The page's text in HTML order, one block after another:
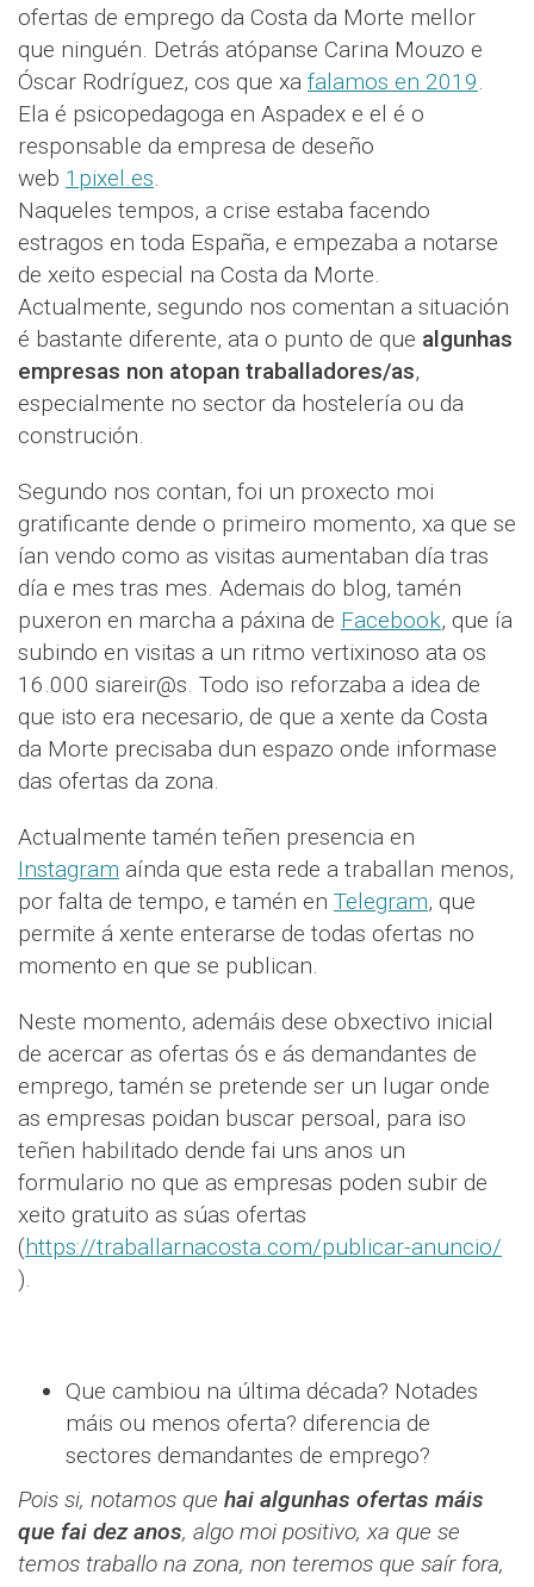
ofertas de emprego da Costa da Morte mellor
que ninguén. Detrás atópanse Carina Mouzo e
Óscar Rodríguez, cos que xa falamos en 2019.
Ela é psicopedagoga en Aspadex e el é o
responsable da empresa de deseño
web 1pixel.es.
Naqueles tempos, a crise estaba facendo
estragos en toda España, e empezaba a notarse
de xeito especial na Costa da Morte.
Actualmente, segundo nos comentan a situación
é bastante diferente, ata o punto de que algunhas
empresas non atopan traballadores/as,
especialmente no sector da hostelería ou da
construción.
Segundo nos contan, foi un proxecto moi
gratificante dende o primeiro momento, xa que se
ían vendo como as visitas aumentaban día tras
día e mes tras mes. Ademais do blog, tamén
puxeron en marcha a páxina de Facebook, que ía
subindo en visitas a un ritmo vertixinoso ata os
16.000 siareir@s. Todo iso reforzaba a idea de
que isto era necesario, de que a xente da Costa
da Morte precisaba dun espazo onde informase
das ofertas da zona.
Actualmente tamén teñen presencia en
Instagram aínda que esta rede a traballan menos,
por falta de tempo, e tamén en Telegram, que
permite á xente enterarse de todas ofertas no
momento en que se publican.
Neste momento, ademáis dese obxectivo inicial
de acercar as ofertas ós e ás demandantes de
emprego, tamén se pretende ser un lugar onde
as empresas poidan buscar persoal, para iso
teñen habilitado dende fai uns anos un
formulario no que as empresas poden subir de
xeito gratuito as súas ofertas
(https://traballarnacosta.com/publicar-anuncio/
).
Que cambiou na última década? Notades
máis ou menos oferta? diferencia de
sectores demandantes de emprego?
Pois si, notamos que hai algunhas ofertas máis
que fai dez anos, algo moi positivo, xa que se
temos traballo na zona, non teremos que saír fora,